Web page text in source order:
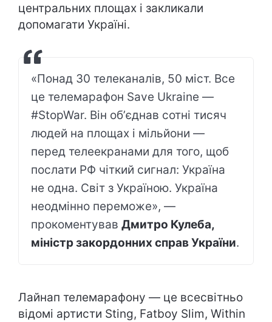
центральних площах і закликали
допомагати Україні.
«Понад 30 телеканалів, 50 міст. Все
це телемарафон Save Ukraine —
#StopWar. Він обʼєднав сотні тисяч
людей на площах і мільйони —
перед телеекранами для того, щоб
послати РФ чіткий сигнал: Україна
не одна. Світ з Україною. Україна
неодмінно переможе», —
прокоментував Дмитро Кулеба,
міністр закордонних справ України.
Лайнап телемарафону — це всесвітньо
відомі артисти Sting, Fatboy Slim, Within